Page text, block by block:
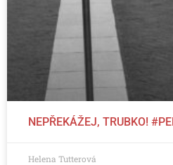
NEPŘEKÁŽEJ, TRUBKO!
Helena Tutterová